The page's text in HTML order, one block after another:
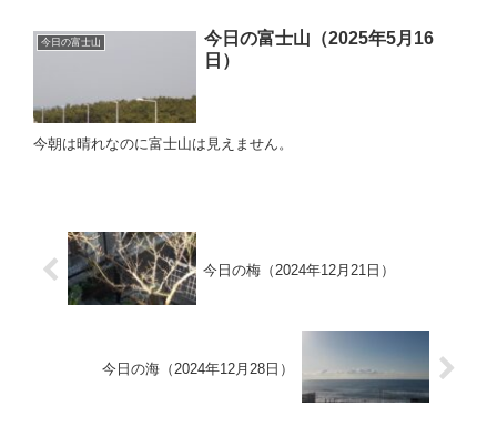
今日の富士山
今日の富士山（2025年5月16
日）
今朝は晴れなのに富士山は見えません。
今日の梅（2024年12月21日）
今日の海（2024年12月28日）